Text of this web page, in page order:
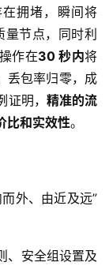
拥堵，瞬间将
节点，同时利
作在30 秒内将
丢包率归零，成
明， 精准的流
比和实效性。
外、由近及远”
、安全组设置及